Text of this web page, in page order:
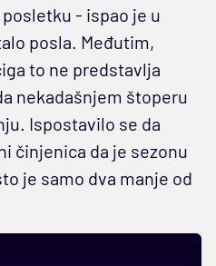
- ispao je u
posla. Međutim,
to ne predstavlja
nekadašnjem štoperu
Ispostavilo se da
činjenica da je sezonu
je samo dva manje od